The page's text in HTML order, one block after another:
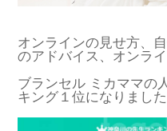
オンラインの見せ方、
のアドバイス、オンラ
ブランセル ミカママの
キング１位になりまし